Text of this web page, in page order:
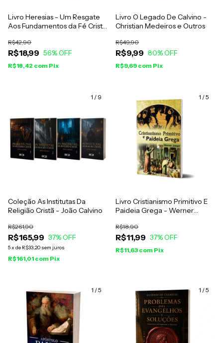
Livro Heresias - Um Resgate
Aos Fundamentos da Fé Cristã
R$18,99
R$42,90
56% OFF
R$18,42 com Pix
Livro O Legado De Calvino -
Christian Medeiros e Outros
R$9,99
R$49,90
80% OFF
R$9,69 com Pix
1 / 9
Coleção As Institutas Da
Religião Cristã - João Calvino
R$165,99
R$261,90
37% OFF
5x de R$33,20 sem juros
R$161,01 com Pix
1 /5
Livro Cristianismo Primitivo E
Paideia Grega - Werner
R$11,99
R$18,90
37% OFF
R$11,63 com Pix
1 /5 1 /5